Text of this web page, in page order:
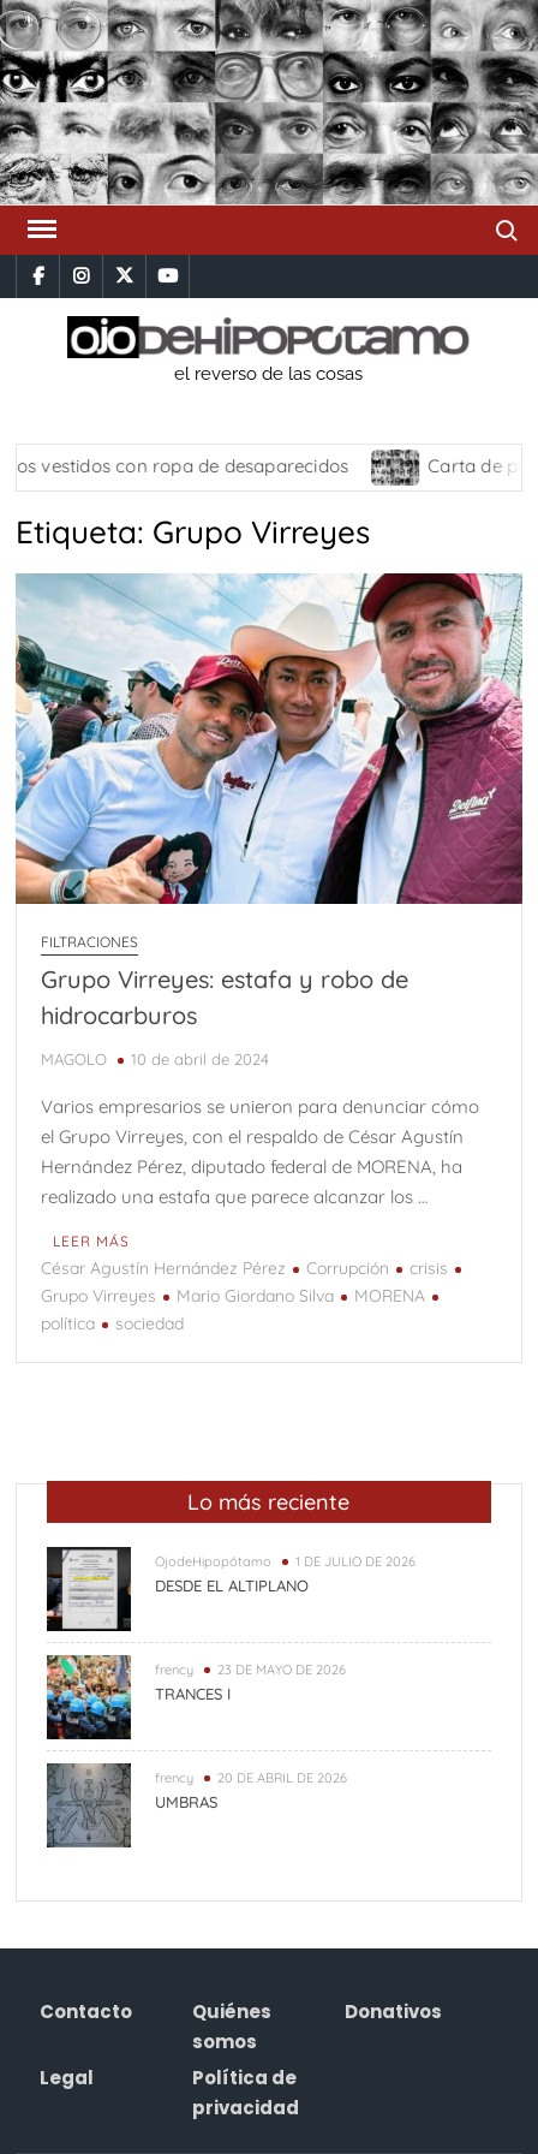
Saltar
al
contenido
facebookinstagram
x youtube
el reverso de las cosas
vestidos con ropa de desaparecidos Carta de
Etiqueta: Grupo Virreyes
FILTRACIONES
Grupo Virreyes: estafa y robo de
hidrocarburos
MAGOLO 10 de abril de 2024
Varios empresarios se unieron para denunciar cómo
el Grupo Virreyes, con el respaldo de César Agustín
Hernández Pérez, diputado federal de MORENA, ha
realizado una estafa que parece alcanzar los …
LEER MÁS
César Agustín Hernández Pérez Corrupción
crisis
Grupo Virreyes
Mario Giordano Silva
MORENA
política
sociedad
Lo más reciente
OjodeHipopótamo 1 DE JULIO DE 2026
DESDE EL ALTIPLANO
frency 23 DE MAYO DE 2026
TRANCES I
frency 20 DE ABRIL DE 2026
UMBRAS
Contacto
Quiénes
somos
Donativos
Legal
Política de
privacidad